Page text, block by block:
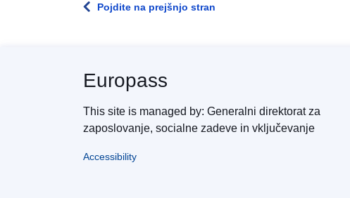
Pojdite na prejšnjo stran
Europass
This site is managed by: Generalni direktorat za
zaposlovanje, socialne zadeve in vključevanje
Accessibility